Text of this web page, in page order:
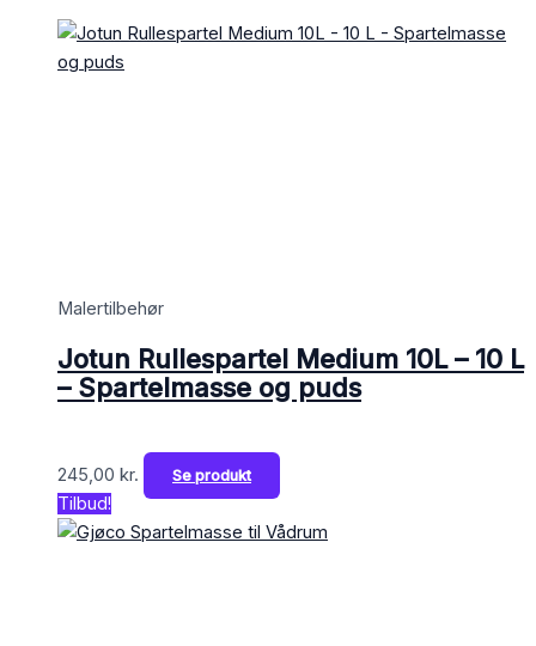
Malertilbehør
Jotun Rullespartel Medium 10L – 10 L
– Spartelmasse og puds
245,00 kr. Se produkt
Tilbud!